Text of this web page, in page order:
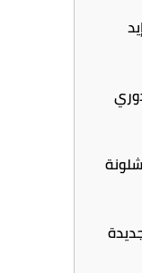
عمل جديدة